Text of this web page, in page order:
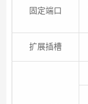
固定端口
扩展插槽